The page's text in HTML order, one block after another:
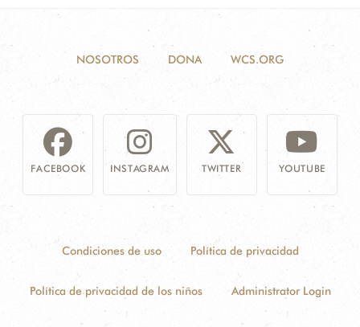
NOSOTROS DONA WCS.ORG
FACEBOOK INSTAGRAM TWITTER YOUTUBE
Condiciones de uso Política de privacidad
Política de privacidad de los niños Administrator Login